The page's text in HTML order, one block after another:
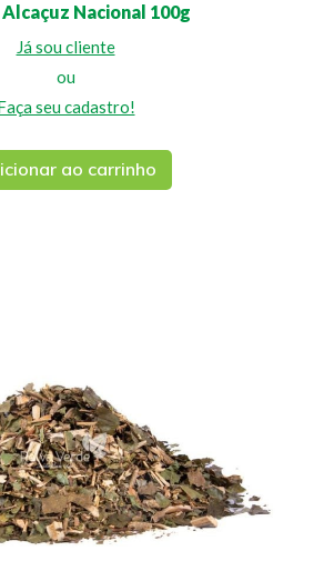
Alcaçuz Nacional 100g
Já sou cliente
ou
seu cadastro!
ao carrinho